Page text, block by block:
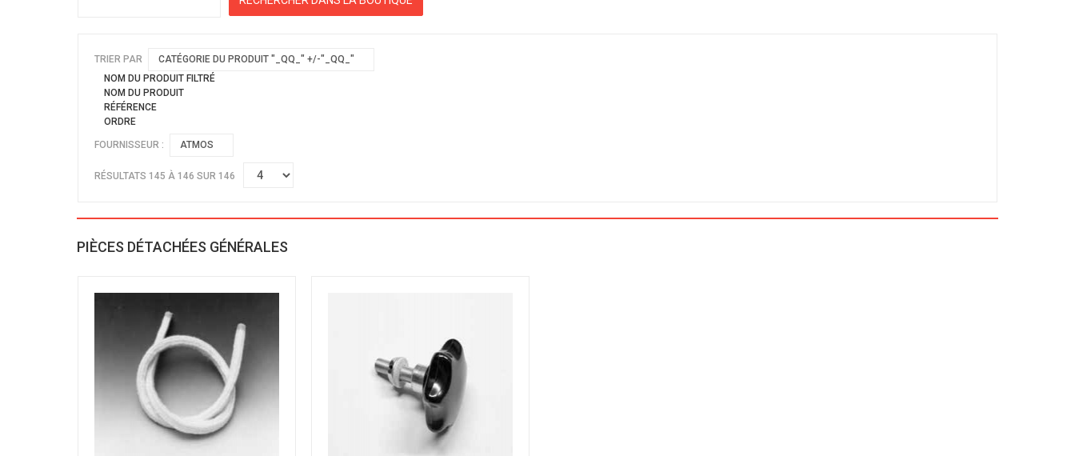
TRIER PAR
CATÉGORIE DU PRODUIT "_QQ_" +/-"_QQ_"
NOM DU PRODUIT FILTRÉ
NOM DU PRODUIT
RÉFÉRENCE
ORDRE
FOURNISSEUR : ATMOS
RÉSULTATS 145 À 146 SUR 146
PIÈCES DÉTACHÉES GÉNÉRALES